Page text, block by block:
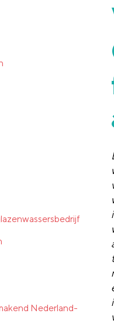
Nederland-